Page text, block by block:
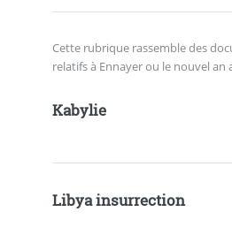
Cette rubrique rassemble des
relatifs à Ennayer ou le nouvel an
Kabylie
Libya insurrection